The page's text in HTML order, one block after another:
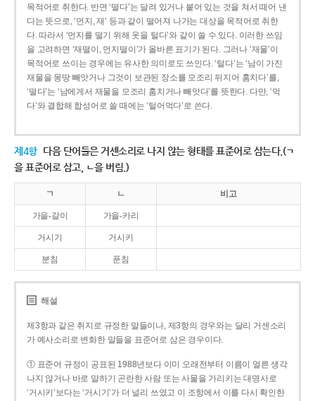
목적어로 취한다. 반면 ‘떨다’는 달려 있거나 붙어 있는 것을 쳐서 떼어 낸
다는 뜻으로, ‘먼지, 재’ 등과 같이 떨어져 나가는 대상을 목적어로 취한
다. 따라서 ‘먼지를 떨기 위해 옷을 털다’와 같이 쓸 수 있다. 이러한 쓰임
을 고려하면 ‘재떨이, 먼지떨이’가 올바른 표기가 된다. 그러나 ‘재물’이
목적어로 쓰이는 경우에는 유사한 의미로도 쓰인다. ‘털다’는 ‘남이 가진
재물을 몽땅 빼앗거나 그것이 보관된 장소를 모조리 뒤지어 훔치다’를,
‘떨다’는 ‘남에게서 재물을 모조리 훔치거나 빼앗다’를 뜻한다. 다만, ‘먹
다’와 결합해 합성어로 쓸 때에는 ‘털어먹다’로 쓴다.
제4항 다음 단어들은 거센소리로 나지 않는 형태를 표준어로 삼는다.(ㄱ
을 표준어로 삼고, ㄴ을 버림.)
ㄱ ㄴ 비고
가을-갈이 가을-카리
거시기 거시키
분침 푼침
해설
제3항과 같은 취지로 규정한 말들이나, 제3항의 경우와는 달리 거센소리
가 예사소리로 변화한 말들을 표준어로 삼은 경우이다.
① 표준어 규정이 공표된 1988년보다 이미 오래전부터 이름이 얼른 생각
나지 않거나 바로 말하기 곤란한 사람 또는 사물을 가리키는 대명사로
‘거시키’보다는 ‘거시기’가 더 널리 쓰였고 이 조항에서 이를 다시 확인한